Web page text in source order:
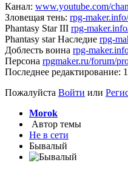
Канал: www.youtube.com/
Зловещая тень: rpg-
Phantasy Star III rpg-
Phantasy star Наследие rpg-
Доблесть воина rpg-
Персона rpgmaker.ru/forum/
Последнее редактирование:
Пожалуйста Войти или
Morok
Автор темы
Не в сети
Бывалый